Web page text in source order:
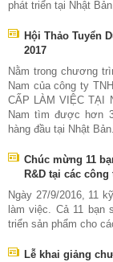
phát triển tại Nhật
Hội Thảo Tuyển
2017
Nằm trong chương
Nam của công ty
CẤP LÀM VIỆC TẠI
Nam tìm được hơn
hàng đầu tại Nhật Bản.
Chúc mừng 11
R&D tại các
Ngày 27/9/2016, 11
làm việc. Cả 11 bạn
triển sản phẩm cho
Lễ khai giảng